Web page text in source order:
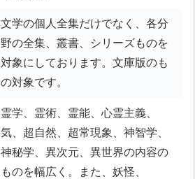
文学の個人全集だけでなく、各分
野の全集、叢書、シリーズものを
対象にしております。文庫版のも
の対象です。
霊学、霊術、霊能、心霊主義、
気、超自然、超常現象、神智学、
神秘学、異次元、異世界の内容の
ものを幅広く。また、妖怪、